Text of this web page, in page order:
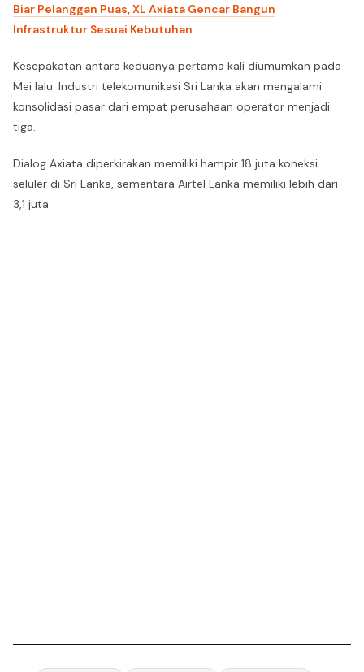
Biar Pelanggan Puas, XL Axiata Gencar Bangun
Infrastruktur Sesuai Kebutuhan
Kesepakatan antara keduanya pertama kali diumumkan pada
Mei lalu. Industri telekomunikasi Sri Lanka akan mengalami
konsolidasi pasar dari empat perusahaan operator menjadi
tiga.
Dialog Axiata diperkirakan memiliki hampir 18 juta koneksi
seluler di Sri Lanka, sementara Airtel Lanka memiliki lebih dari
3,1 juta.